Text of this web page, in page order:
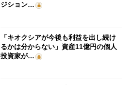
ジション…
「キオクシアが今後も利益を出し続け
るかは分からない」資産11億円の個人
投資家が…